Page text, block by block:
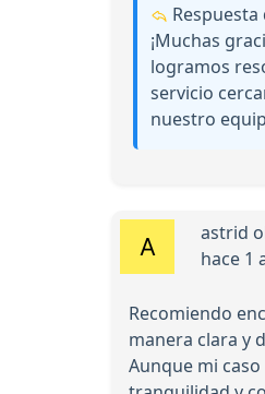
Respuesta
¡Muchas
logramos
servicio
nuestro
astrid
hace 1
Recomiendo
manera clara y
Aunque mi